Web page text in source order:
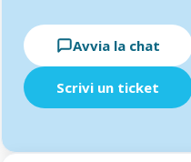
Avvia la chat
Scrivi un ticket